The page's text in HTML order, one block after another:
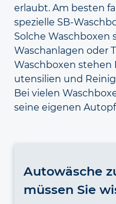
erlaubt. Am besten
spezielle SB-Wasch
Solche Waschboxen
Waschanlagen oder
Waschboxen stehen
utensilien und
Bei vielen
seine eigenen
Autowäsche
müssen Sie